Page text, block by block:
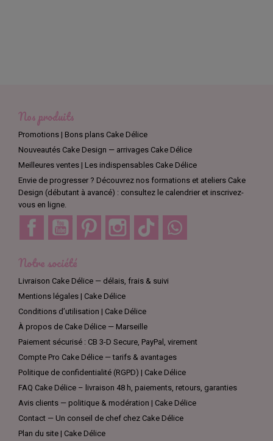
Nos produits
Promotions | Bons plans Cake Délice
Nouveautés Cake Design — arrivages Cake Délice
Meilleures ventes | Les indispensables Cake Délice
Envie de progresser ? Découvrez nos formations et ateliers Cake
Design (débutant à avancé) : consultez le calendrier et inscrivez-
vous en ligne.
Facebook YouTube Pinterest Instagram TikTok
Notre société
Livraison Cake Délice — délais, frais & suivi
Mentions légales | Cake Délice
Conditions d’utilisation | Cake Délice
À propos de Cake Délice — Marseille
Paiement sécurisé : CB 3-D Secure, PayPal, virement
Compte Pro Cake Délice — tarifs & avantages
Politique de confidentialité (RGPD) | Cake Délice
FAQ Cake Délice – livraison 48 h, paiements, retours, garanties
Avis clients — politique & modération | Cake Délice
Contact — Un conseil de chef chez Cake Délice
Plan du site | Cake Délice